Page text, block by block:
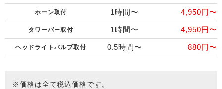
ホーン取付 1時間〜 4,950円〜
タワーバー取付 1時間〜 4,950円〜
ヘッドライトバルブ取付 0.5時間〜 880円〜
※価格は全て税込価格です。